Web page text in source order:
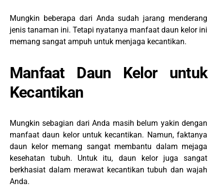
Mungkin beberapa dari Anda sudah jarang menderang
jenis tanaman ini. Tetapi nyatanya manfaat daun kelor ini
memang sangat ampuh untuk menjaga kecantikan.
Manfaat Daun Kelor untuk
Kecantikan
Mungkin sebagian dari Anda masih belum yakin dengan
manfaat daun kelor untuk kecantikan. Namun, faktanya
daun kelor memang sangat membantu dalam mejaga
kesehatan tubuh. Untuk itu, daun kelor juga sangat
berkhasiat dalam merawat kecantikan tubuh dan wajah
Anda.